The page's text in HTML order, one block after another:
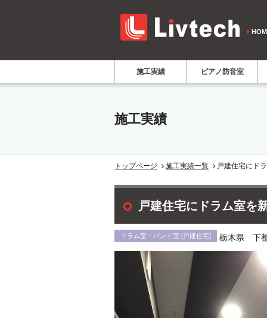
施工実績 ピアノ防音室
施工実績
トップページ 施工実績一覧 戸建住宅にド
戸建住宅にドラム室
ドラム室・バンド室 [戸建住宅] 栃木県 下